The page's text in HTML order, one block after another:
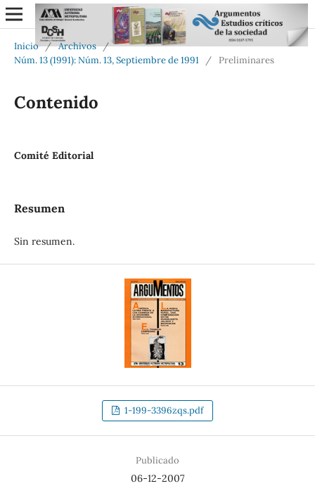
Inicio / Archivos /
Núm. 13 (1991): Núm. 13, Septiembre de 1991
/ Preliminares
Contenido
Comité Editorial
Resumen
Sin resumen.
1-199-3396zqs.pdf
Publicado
06-12-2007